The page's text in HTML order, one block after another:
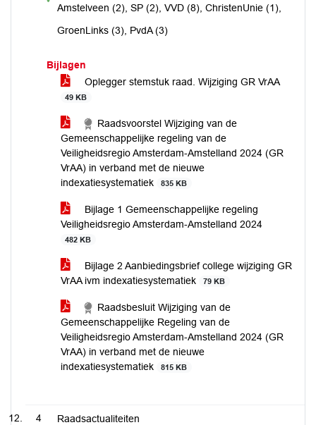
voorAmstelveen (2), SP (2), VVD (8), ChristenUnie (1),
GroenLinks (3), PvdA (3)
Bijlagen
Oplegger stemstuk raad. Wijziging GR VrAA
49 KB
Raadsvoorstel Wijziging van de
Gemeenschappelijke regeling van de
Veiligheidsregio Amsterdam-Amstelland 2024 (GR
VrAA) in verband met de nieuwe
indexatiesystematiek
835 KB
Bijlage 1 Gemeenschappelijke regeling
Veiligheidsregio Amsterdam-Amstelland 2024
482 KB
Bijlage 2 Aanbiedingsbrief college wijziging GR
VrAA ivm indexatiesystematiek
79 KB
Raadsbesluit Wijziging van de
Gemeenschappelijke Regeling van de
Veiligheidsregio Amsterdam-Amstelland 2024 (GR
VrAA) in verband met de nieuwe
indexatiesystematiek
815 KB
4 Raadsactualiteiten